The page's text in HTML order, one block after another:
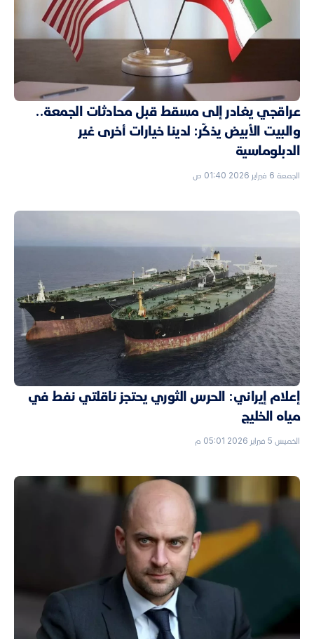
عراقجي يغادر إلى مسقط قبل محادثات الجمعة..
والبيت الأبيض يذكّر: لدينا خيارات أخرى غير
الدبلوماسية
الجمعة 6 فبراير 2026 01:40 ص
إعلام إيراني: الحرس الثوري يحتجز ناقلتي نفط في
مياه الخليج
الخميس 5 فبراير 2026 05:01 م